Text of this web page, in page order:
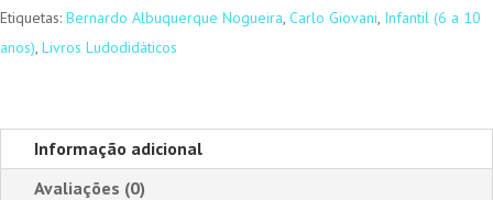
Etiquetas: Bernardo Albuquerque Nogueira, Carlo Giovani, Infantil (6 a 10
anos), Livros Ludodidáticos
Informação adicional
Avaliações (0)